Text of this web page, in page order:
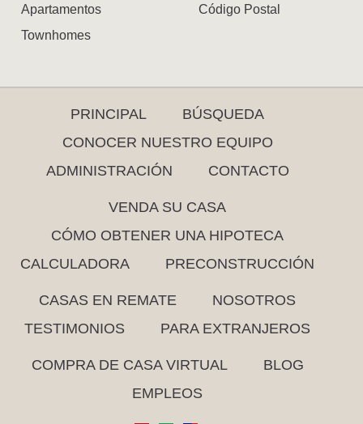
Apartamentos
Townhomes
Código Postal
PRINCIPAL
BÚSQUEDA
CONOCER NUESTRO EQUIPO
ADMINISTRACIÓN
CONTACTO
VENDA SU CASA
CÓMO OBTENER UNA HIPOTECA
CALCULADORA
PRECONSTRUCCIÓN
CASAS EN REMATE
NOSOTROS
TESTIMONIOS
PARA EXTRANJEROS
COMPRA DE CASA VIRTUAL
BLOG
EMPLEOS